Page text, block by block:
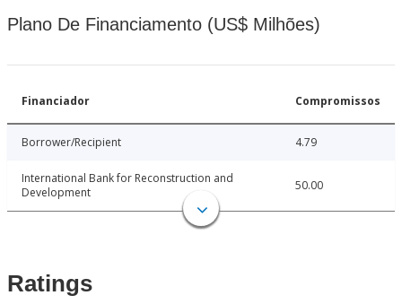
Plano De Financiamento (US$ Milhões)
Financiador Compromissos
Borrower/Recipient 4.79
International Bank for Reconstruction and
Development
50.00
Ratings